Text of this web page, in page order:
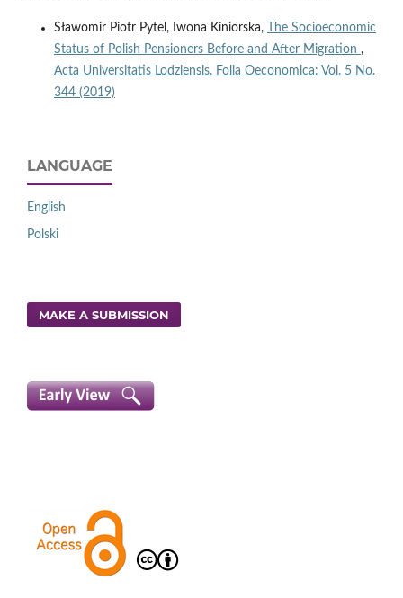
Sławomir Piotr Pytel, Iwona Kiniorska,
The Socioeconomic
Status of Polish Pensioners Before and After Migration ,
Acta Universitatis Lodziensis. Folia Oeconomica: Vol. 5 No.
344 (2019)
LANGUAGE
English
Polski
MAKE A SUBMISSION